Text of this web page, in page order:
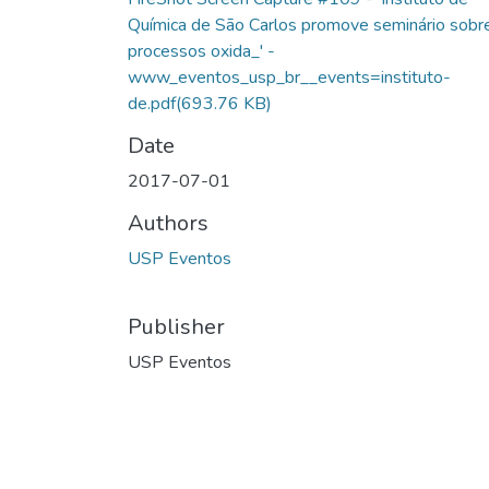
Química de São Carlos promove seminário
processos oxida_' -
www_eventos_usp_br__events=instituto-
de.pdf(693.76 KB)
Date
2017-07-01
Authors
USP Eventos
Publisher
USP Eventos